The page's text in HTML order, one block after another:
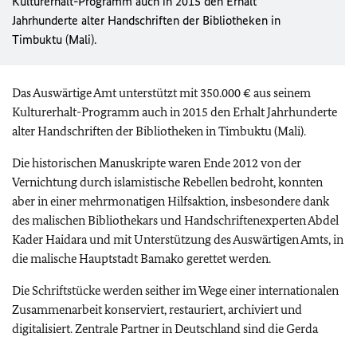
Jahrhunderte alter Handschriften der Bibliotheken in
Timbuktu (Mali).
Das Auswärtige Amt unterstützt mit 350.000 € aus seinem
Kulturerhalt-Programm auch in 2015 den Erhalt Jahrhunderte
alter Handschriften der Bibliotheken in Timbuktu (Mali).
Die historischen Manuskripte waren Ende 2012 von der
Vernichtung durch islamistische Rebellen bedroht, konnten
aber in einer mehrmonatigen Hilfsaktion, insbesondere dank
des malischen Bibliothekars und Handschriftenexperten Abdel
Kader Haidara und mit Unterstützung des Auswärtigen Amts, in
die malische Hauptstadt Bamako gerettet werden.
Die Schriftstücke werden seither im Wege einer internationalen
Zusammenarbeit konserviert, restauriert, archiviert und
digitalisiert. Zentrale Partner in Deutschland sind die Gerda